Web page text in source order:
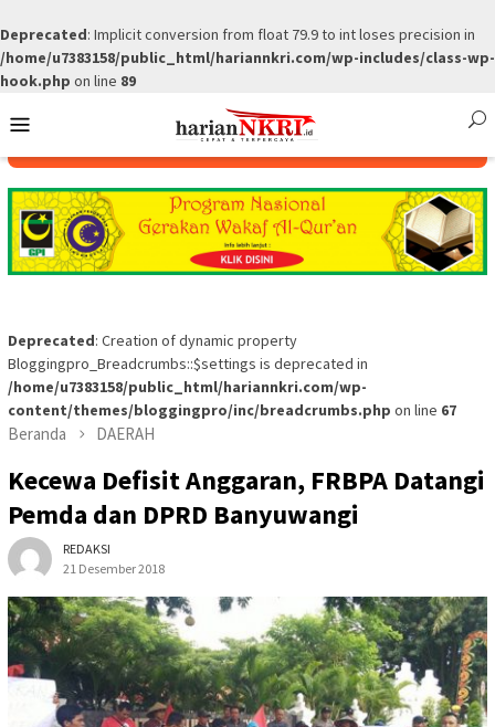
Deprecated: Implicit conversion from float 79.9 to int loses precision in
/home/u7383158/public_html/hariannkri.com/wp-includes/class-wp-
hook.php on line 89
to
Menu
Deprecated: Creation of dynamic property
Bloggingpro_Breadcrumbs::$settings is deprecated in
/home/u7383158/public_html/hariannkri.com/wp-
content/themes/bloggingpro/inc/breadcrumbs.php on line 67
Beranda DAERAH
Kecewa Defisit Anggaran, FRBPA Datangi
Pemda dan DPRD Banyuwangi
REDAKSI
21 Desember 2018